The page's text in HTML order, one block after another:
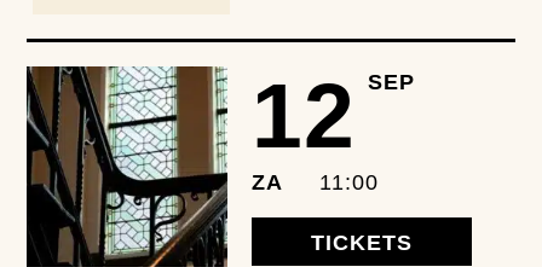
12 SEP
ZA 11:00
TICKETS